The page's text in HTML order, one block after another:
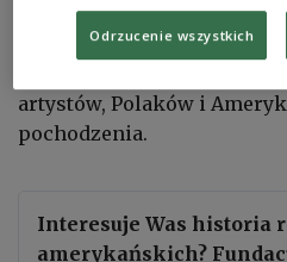
artystów w Stanach
przeznacza ponad 1.5
artystów, Polaków i
pochodzenia.
Interesuje Was historia
amerykańskich?
Odrzucenie wszystkich